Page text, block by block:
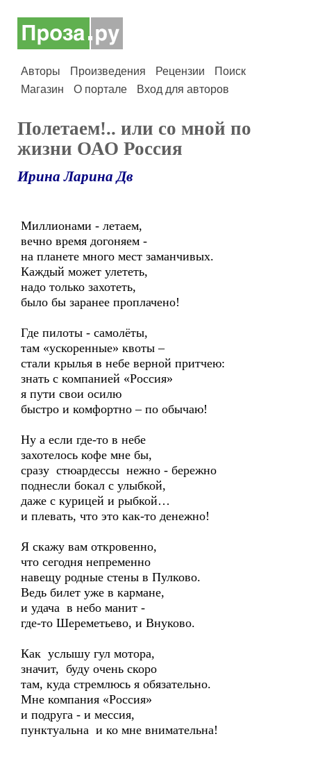
Авторы Произведения Рецензии
Поиск
Магазин
О портале Вход для авторов
Полетаем!.. или со мной по
жизни ОАО Россия
Ирина Ларина Дв
Миллионами - летаем,
вечно время догоняем -
на планете много мест заманчивых.
Каждый может улететь,
надо только захотеть,
было бы заранее проплачено!
Где пилоты - самолёты,
там «ускоренные» квоты –
стали крылья в небе верной притчею:
знать с компанией «Россия»
я пути свои осилю
быстро и комфортно – по обычаю!
Ну а если где-то в небе
захотелось кофе мне бы,
сразу стюардессы нежно - бережно
поднесли бокал с улыбкой,
даже с курицей и рыбкой…
и плевать, что это как-то денежно!
Я скажу вам откровенно,
что сегодня непременно
навещу родные стены в Пулково.
Ведь билет уже в кармане,
и удача в небо манит -
где-то Шереметьево, и Внуково.
Как услышу гул мотора,
значит, буду очень скоро
там, куда стремлюсь я обязательно.
Мне компания «Россия»
и подруга - и мессия,
пунктуальна и ко мне внимательна!